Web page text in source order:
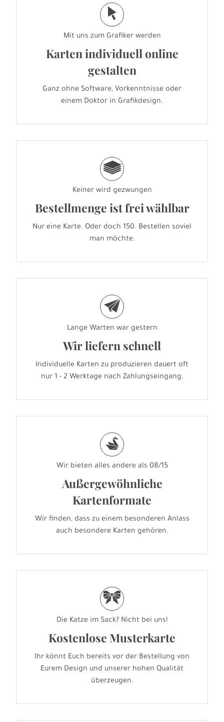
j
Mit uns zum Grafiker werden
Karten individuell online
gestalten
Ganz ohne Software, Vorkenntnisse oder
einem Doktor in Grafikdesign.
g
Keiner wird gezwungen
Bestellmenge ist frei wählbar
Nur eine Karte. Oder doch 150. Bestellen soviel
man möchte.
e
Lange Warten war gestern
Wir liefern schnell
Individuelle Karten zu produzieren dauert oft
nur 1 - 2 Werktage nach Zahlungseingang.
s
Wir bieten alles andere als 08/15
Außergewöhnliche
Kartenformate
Wir finden, dass zu einem besonderen Anlass
auch besondere Karten gehören.
r
Die Katze im Sack? Nicht bei uns!
Kostenlose Musterkarte
Ihr könnt Euch bereits vor der Bestellung von
Eurem Design und unserer hohen Qualität
überzeugen.